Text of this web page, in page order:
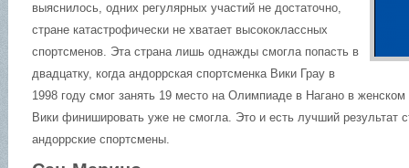
выяснилось, одних регулярных участий не достаточно,
стране катастрофически не хватает высококлассных
спортсменов. Эта страна лишь однажды смогла попасть в
двадцатку, когда андоррская спортсменка Вики Грау в
1998 году смог занять 19 место на Олимпиаде в Нагано в
Вики финишировать уже не смогла. Это и есть лучший результат
андоррские спортсмены.